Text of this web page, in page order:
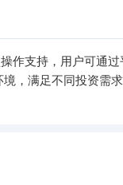
作支持，用户可通
，满足不同投资需求